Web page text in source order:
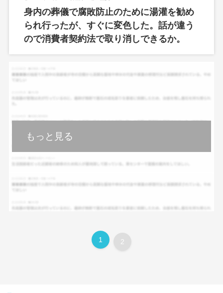
身内の葬儀で腐敗防止のために湯灌を勧め
られ行ったが、すぐに変色した。話が違う
ので消費者契約法で取り消しできるか。
もっと見る
1 2